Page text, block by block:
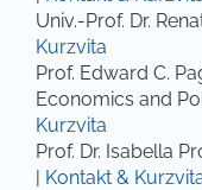
Univ.-Prof. Dr.
Kurzvita
Prof. Edward C.
Economics and
Kurzvita
Prof. Dr. Isabella
| Kontakt &